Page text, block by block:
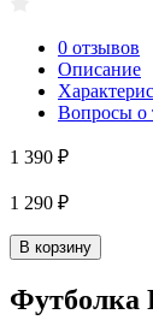
0 отзывов
Описание
Вопросы о
1 390 ₽
1 290 ₽
В корзину
Футболка